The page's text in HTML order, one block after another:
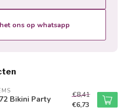
ons op whatsapp
Bikini Party
€8,41
€6,73